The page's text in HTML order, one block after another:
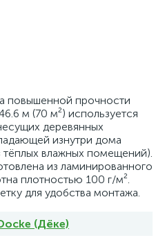
повышенной прочности
м (70 м²) используется
деревянных
изнутри дома
тёплых влажных помещений).
из ламинированного
плотностью 100 г/м².
для удобства монтажа.
(Дёке)